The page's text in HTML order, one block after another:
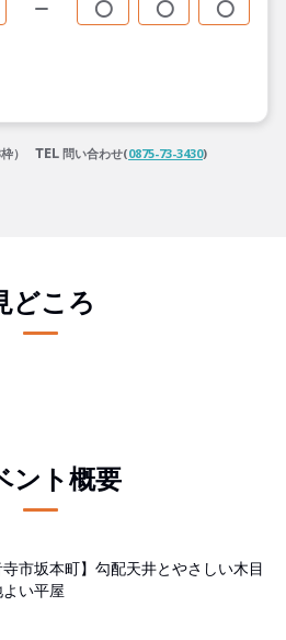
） 問い合わせ(0875-73-3430)
どころ
ント概要
寺市坂本町】勾配天井とやさしい木目
い平屋